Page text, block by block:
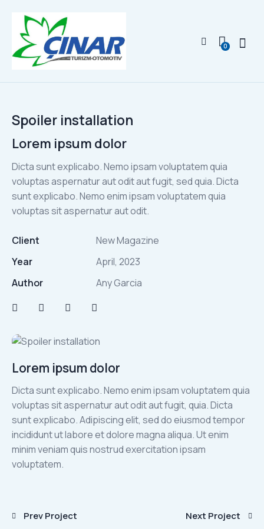
0
Spoiler installation
Lorem ipsum dolor
Dicta sunt explicabo. Nemo ipsam voluptatem quia
voluptas aspernatur aut odit aut fugit, sed quia. Dicta
sunt explicabo. Nemo enim ipsam voluptatem quia
voluptas sit aspernatur aut odit.
Client
New Magazine
Year
April, 2023
Author
Any Garcia
Lorem ipsum dolor
Dicta sunt explicabo. Nemo enim ipsam voluptatem quia
voluptas sit aspernatur aut odit aut fugit, quia. Dicta
sunt explicabo. Adipiscing elit, sed do eiusmod tempor
incididunt ut labore et dolore magna aliqua. Ut enim
minim veniam quis nostrud exercitation ipsam
voluptatem.
YazıPrev Project Next Project